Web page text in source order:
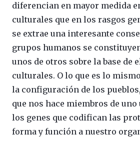
diferencian en mayor medida
culturales que en los rasgos
se extrae una interesante
grupos humanos se
unos de otros sobre la base de
culturales. O lo que es lo
la configuración de los
que nos hace miembros de
los genes que codifican las
forma y función a nuestro